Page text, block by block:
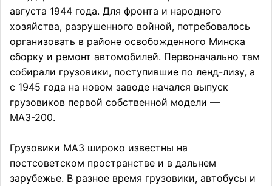
августа 1944 года. Для фронта и народного
хозяйства, разрушенного войной, потребовалось
организовать в районе освобожденного Минска
сборку и ремонт автомобилей. Первоначально там
собирали грузовики, поступившие по ленд-лизу, а
с 1945 года на новом заводе начался выпуск
грузовиков первой собственной модели —
МАЗ-200.
Грузовики МАЗ широко известны на
постсоветском пространстве и в дальнем
зарубежье. В разное время грузовики, автобусы и